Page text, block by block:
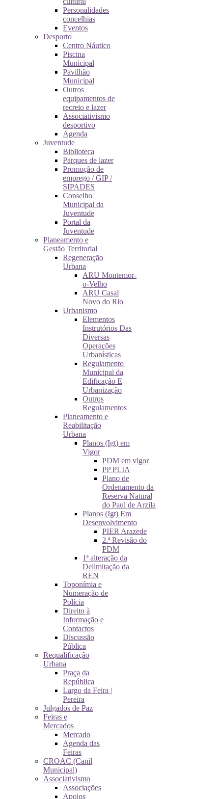
Personalidades
concelhias
Eventos
Desporto
Centro Náutico
Piscina
Municipal
Pavilhão
Municipal
Outros
equipamentos de
recreio e lazer
Associativismo
desportivo
Agenda
Juventude
Biblioteca
Parques de lazer
Promoção de
emprego / GIP /
SIPADES
Conselho
Municipal da
Juventude
Portal da
Juventude
Planeamento e
Gestão Territorial
Regeneração
Urbana
ARU Montemor-
o-Velho
ARU Casal
Novo do Rio
Urbanismo
Elementos
Instrutórios Das
Diversas
Operações
Urbanísticas
Regulamento
Municipal da
Edificação E
Urbanização
Outros
Regulamentos
Planeamento e
Reabilitação
Urbana
Planos (Igt) em
Vigor
PDM em vigor
PP PLIA
Plano de
Ordenamento da
Reserva Natural
do Paul de Arzila
Planos (Igt) Em
Desenvolvimento
PIER Arazede
2.ª Revisão do
PDM
1ª alteração da
Delimitação da
REN
Toponímia e
Numeração de
Polícia
Direito à
Informação e
Contactos
Discussão
Pública
Requalificação
Urbana
Praça da
República
Largo da Feira |
Pereira
Julgados de Paz
Feiras e
Mercados
Mercado
Agenda das
Feiras
CROAC (Canil
Municipal)
Associativismo
Associações
Apoios